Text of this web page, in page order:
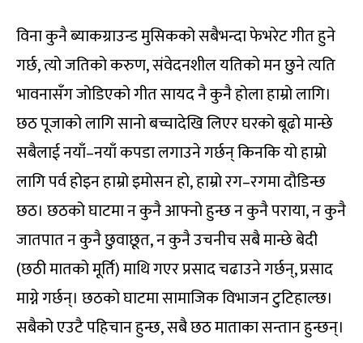
विना कुनै ब्याकग्राउन्ड मुसिकको सबैभन्दा फेभरेट गीत हुने
गर्छ, त्यो जतिको करुण, संवेदनशील यतिको मन छुने त्यति
भावनासँग जोडिएको गीत सायद नै कुनै होला हाम्रो लागि।
छठ पूजाको लागि सानो बच्चादेखि लिएर घरको बूढो मान्छे
सबैलाई नयाँ–नयाँ कपडा लगाउने गर्छन् किनकि यो हाम्रो
लागि पर्व होइन हाम्रो इमोसन हो, हाम्रो रग–रगमा दौडिन्छ
छठ। छठको घाटमा न कुनै आफ्नो हुन्छ न कुनै पराया, न कुनै
जातपात न कुनै छुवाछूत, न कुनै उचनीच सबै मान्छे बेदी
(छठी मातको मूर्ति) माथि गएर प्रसाद चढाउने गर्छन्, प्रसाद
माग्ने गर्छन्। छठको घाटमा सामाजिक विभाजन टुटिहाल्छ।
सबैको एउटै पहिचान हुन्छ, सबै छठ माताका सन्तान हुन्छन्।